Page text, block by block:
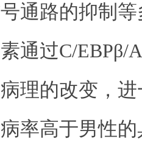
通路的抑制
通过C/EBPβ/
理的改变，
率高于男性